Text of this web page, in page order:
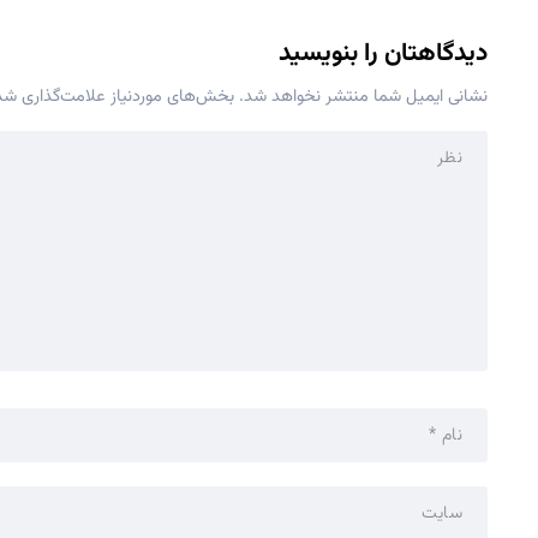
دیدگاهتان را بنویسید
نشانی ایمیل شما منتشر نخواهد شد. بخش‌های موردنیاز علامت‌گذاری